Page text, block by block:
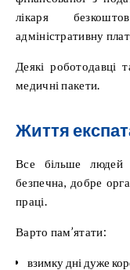
лікаря
адміністративну
Деякі роботодавці
медичні пакети.
Життя
Все більше людей
безпечна, добре
праці.
Варто пам’ятати:
взимку дні дуже